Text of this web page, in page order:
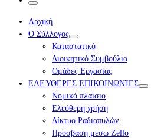
Μενού
Αρχική
Ο Σύλλογος
Καταστατικό
Διοικητικό Συμβούλιο
Ομάδες Εργασίας
ΕΛΕΎΘΕΡΕΣ ΕΠΙΚΟΙΝΩΝΊΕΣ
Νομικό πλαίσιο
Ελεύθερη χρήση
Δίκτυο Ραδιοπυλών
Πρόσβαση μέσω Zello